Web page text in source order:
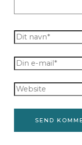
Dit
navn*
Din
e-
mail*
Website